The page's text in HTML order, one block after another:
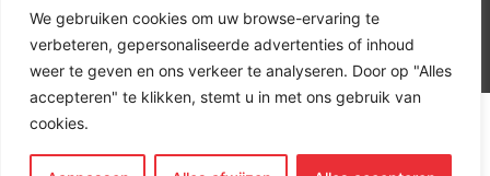
We gebruiken cookies om uw browse-ervaring te
verbeteren, gepersonaliseerde advertenties of inhoud
weer te geven en ons verkeer te analyseren. Door op "Alles
accepteren" te klikken, stemt u in met ons gebruik van
cookies.
© 2026 Kitchen Corner